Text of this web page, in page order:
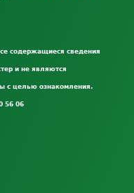
содержащиеся сведения
и не являются
с целью ознакомления.
56 06